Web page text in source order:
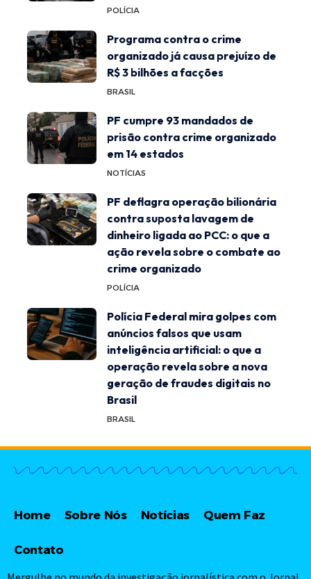
POLÍCIA
Programa contra o crime
organizado já causa prejuízo de
R$ 3 bilhões a facções
BRASIL
PF cumpre 93 mandados de
prisão contra crime organizado
em 14 estados
NOTÍCIAS
PF deflagra operação bilionária
contra suposta lavagem de
dinheiro ligada ao PCC: o que a
ação revela sobre o combate ao
crime organizado
POLÍCIA
Polícia Federal mira golpes com
anúncios falsos que usam
inteligência artificial: o que a
operação revela sobre a nova
geração de fraudes digitais no
Brasil
BRASIL
Home Sobre Nós Notícias Quem Faz
Contato